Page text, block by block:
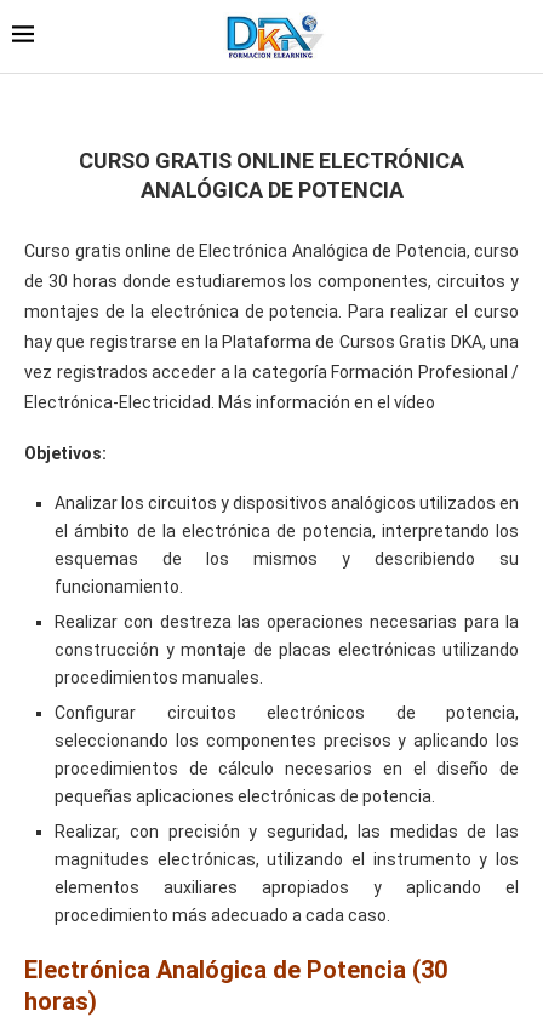
CURSO GRATIS ONLINE ELECTRÓNICA
ANALÓGICA DE POTENCIA
Curso gratis online de Electrónica Analógica de Potencia, curso
de 30 horas donde estudiaremos los componentes, circuitos y
montajes de la electrónica de potencia. Para realizar el curso
hay que registrarse en la Plataforma de Cursos Gratis DKA, una
vez registrados acceder a la categoría Formación Profesional /
Electrónica-Electricidad. Más información en el vídeo
Objetivos:
Analizar los circuitos y dispositivos analógicos utilizados en
el ámbito de la electrónica de potencia, interpretando los
esquemas de los mismos y describiendo su
funcionamiento.
Realizar con destreza las operaciones necesarias para la
construcción y montaje de placas electrónicas utilizando
procedimientos manuales.
Configurar circuitos electrónicos de potencia,
seleccionando los componentes precisos y aplicando los
procedimientos de cálculo necesarios en el diseño de
pequeñas aplicaciones electrónicas de potencia.
Realizar, con precisión y seguridad, las medidas de las
magnitudes electrónicas, utilizando el instrumento y los
elementos auxiliares apropiados y aplicando el
procedimiento más adecuado a cada caso.
Electrónica Analógica de Potencia (30
horas)